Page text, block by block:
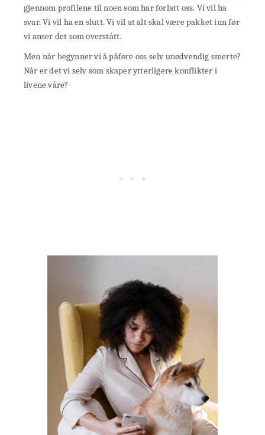
gjennom profilene til noen som har forlatt oss. Vi vil ha
svar. Vi vil ha en slutt. Vi vil at alt skal være pakket inn før
vi anser det som overstått.
Men når begynner vi å påføre oss selv unødvendig smerte?
Når er det vi selv som skaper ytterligere konflikter i
livene våre?